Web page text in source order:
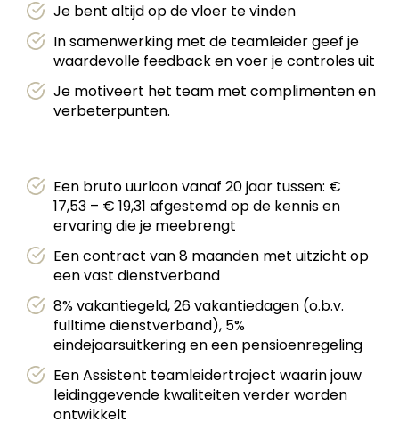
Je bent altijd op de vloer te vinden
In samenwerking met de teamleider geef je
waardevolle feedback en voer je controles uit
Je motiveert het team met complimenten en
verbeterpunten.
Een bruto uurloon vanaf 20 jaar tussen: €
17,53 – € 19,31 afgestemd op de kennis en
ervaring die je meebrengt
Een contract van 8 maanden met uitzicht op
een vast dienstverband
8% vakantiegeld, 26 vakantiedagen (o.b.v.
fulltime dienstverband), 5%
eindejaarsuitkering en een pensioenregeling
Een Assistent teamleidertraject waarin jouw
leidinggevende kwaliteiten verder worden
ontwikkelt